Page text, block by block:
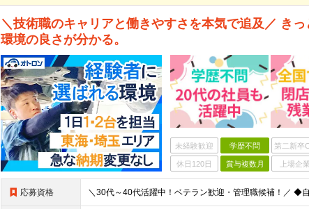
＼技術職のキャリアと働きやすさを本気で追及／ き
環境の良さが分かる。
未経験歓迎 学歴不問 第二新卒
休日120日 賞与複数月 上場企業
応募資格